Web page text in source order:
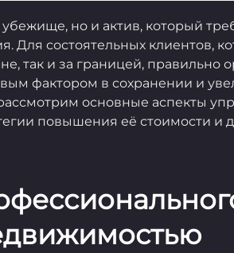
но и актив, который
Для состоятельных клиентов,
так и за границей, правильно
фактором в сохранении и
основные аспекты
повышения её стоимости и